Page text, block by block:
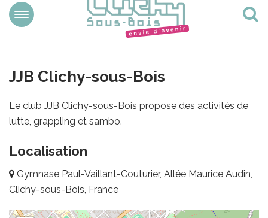
compte
Facebook
Linkedin
chaîne
Youtube
Aller
JJB Clichy-sous-Bois
Le club JJB Clichy-sous-Bois propose des activités de
lutte, grappling et sambo.
Localisation
Gymnase Paul-Vaillant-Couturier, Allée Maurice Audin,
Clichy-sous-Bois, France